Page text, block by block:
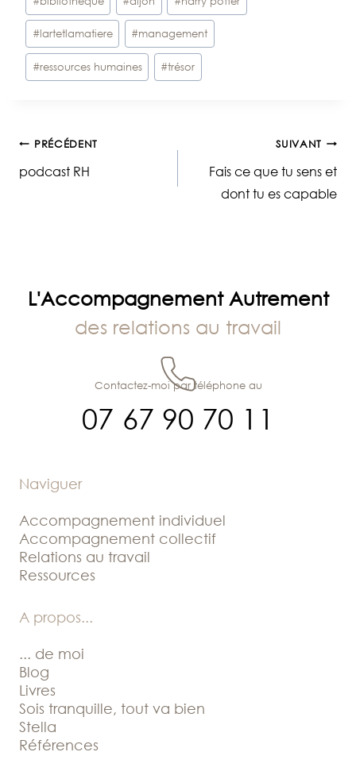
la
publication :
#lartetlamatiere #management
#ressources humaines #trésor
Navigation
PRÉCÉDENT
podcast RH
SUIVANT
Fais ce que tu sens et
dont tu es capable
L'Accompagnement Autrement
des relations au travail
07 67 90 70 11
Contactez-moi par téléphone au
Naviguer
Accompagnement individuel
Accompagnement collectif
Relations au travail
Ressources
A propos...
... de moi
Blog
Livres
Sois tranquille, tout va bien
Stella
Références